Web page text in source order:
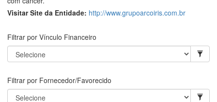
Visitar Site da Entidade: http://www.grupoarcoiris.com.br
Filtrar por Vínculo Financeiro
Filtrar por Fornecedor/Favorecido